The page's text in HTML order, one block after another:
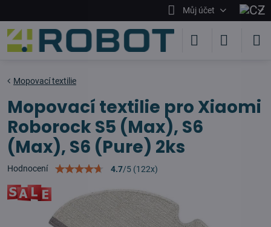
Můj účet
Mopovací textilie
Mopovací textilie pro Xiaomi
Roborock S5 (Max), S6
(Max), S6 (Pure) 2ks
Hodnocení 4.7/5 (122x)